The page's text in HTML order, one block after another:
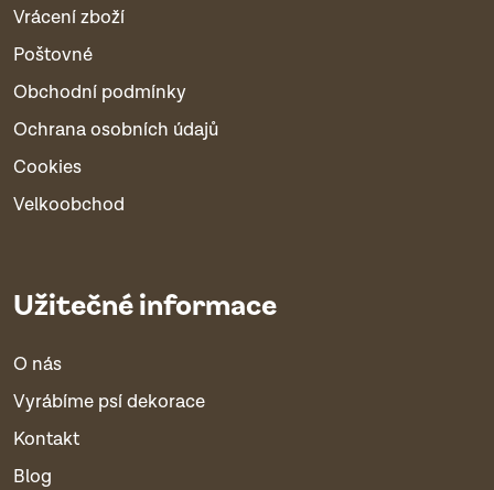
Vrácení zboží
Poštovné
Obchodní podmínky
Ochrana osobních údajů
Cookies
Velkoobchod
Užitečné informace
O nás
Vyrábíme psí dekorace
Kontakt
Blog